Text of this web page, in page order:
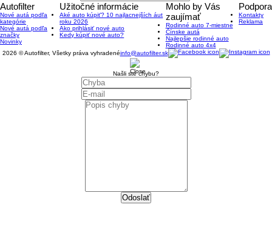
Autofilter
Nové autá podľa
kategórie
Nové autá podľa
značky
Novinky
Užitočné informácie
Aké auto kúpiť? 10 najlacnejších áut
roku 2026
Ako prihlásiť nové auto
Kedy kúpiť nové auto?
Mohlo by Vás
zaujímať
Rodinné auto 7-miestne
Čínske autá
Najlepšie rodinné auto
Rodinné auto 4x4
Podpora
Kontakty
Reklama
2026 © Autofilter, Všetky práva vyhradenéinfo@autofilter.sk
Našli ste chybu?
Odoslať